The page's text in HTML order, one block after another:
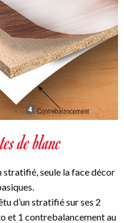
de blanc
stratifié, seule la face décor
d’un stratifié sur ses 2
et 1 contrebalancement au